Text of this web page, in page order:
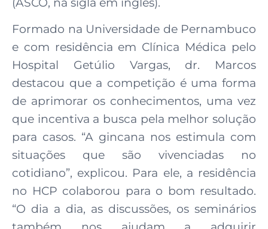
Formado na Universidade de Pernambuco
e com residência em Clínica Médica pelo
Hospital Getúlio Vargas, dr. Marcos
destacou que a competição é uma forma
de aprimorar os conhecimentos, uma vez
que incentiva a busca pela melhor solução
para casos. “A gincana nos estimula com
situações que são vivenciadas no
cotidiano”, explicou. Para ele, a residência
no HCP colaborou para o bom resultado.
“O dia a dia, as discussões, os seminários